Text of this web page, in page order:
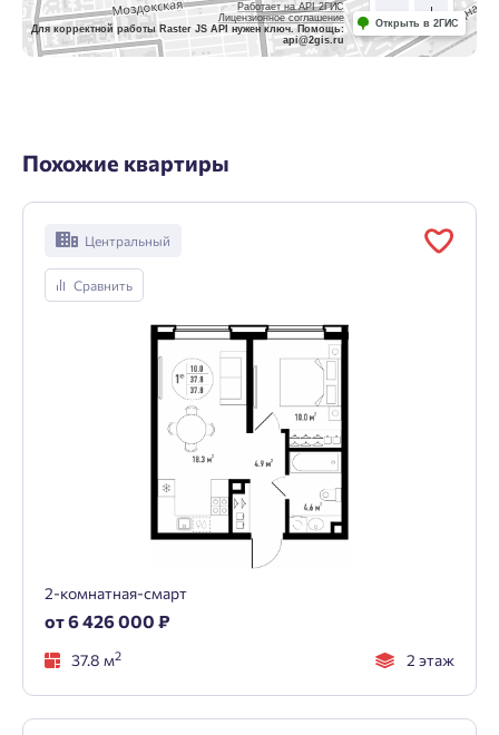
Работает на API 2ГИС
Лицензионное соглашение
Для корректной работы Raster JS API нужен ключ. Помощь:
api@2gis.ru
Открыть в 2ГИС
Похожие квартиры
Центральный
Сравнить
2-комнатная-смарт
от 6 426 000 ₽
37.8 м2 2 этаж